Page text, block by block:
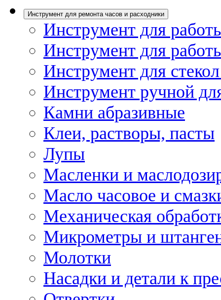
Инструмент для ремонта часов и расходники
Инструмент для
Инструмент для
Инструмент для
Инструмент ручной
Камни абразивные
Клеи, растворы, пасты
Лупы
Масленки и
Масло часовое и
Механическая
Микрометры и
Молотки
Насадки и детали к